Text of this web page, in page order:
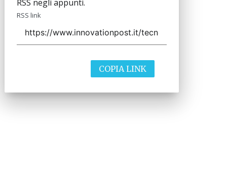
RSS negli appunti.
RSS link
COPIA LINK